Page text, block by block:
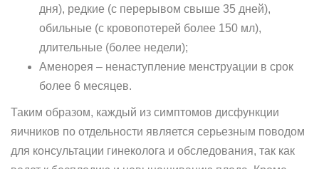
дня), редкие (с перерывом свыше 35 дней),
обильные (с кровопотерей более 150 мл),
длительные (более недели);
Аменорея – ненаступление менструации в срок
более 6 месяцев.
Таким образом, каждый из симптомов дисфункции
яичников по отдельности является серьезным поводом
для консультации гинеколога и обследования, так как